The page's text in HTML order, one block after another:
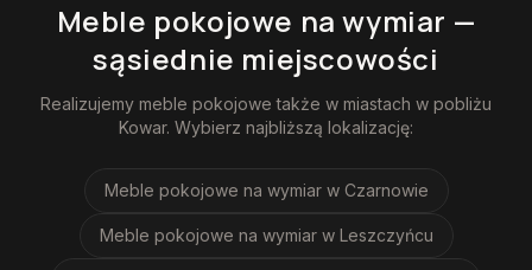
Meble pokojowe na wymiar —
sąsiednie miejscowości
Realizujemy meble pokojowe także w miastach w pobliżu
Kowar. Wybierz najbliższą lokalizację:
Meble pokojowe na wymiar w Czarnowie
Meble pokojowe na wymiar w Leszczyńcu